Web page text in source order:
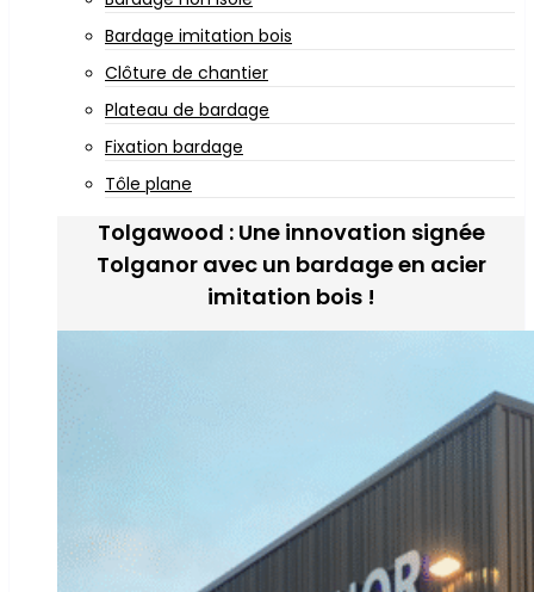
Bardage imitation bois
Clôture de chantier
Plateau de bardage
Fixation bardage
Tôle plane
Tolgawood : Une innovation signée
Tolganor avec un bardage en acier
imitation bois !